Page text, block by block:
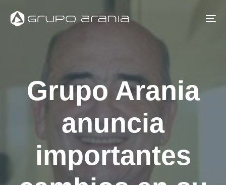
links
contentGrupo Arania
anuncia
importantes